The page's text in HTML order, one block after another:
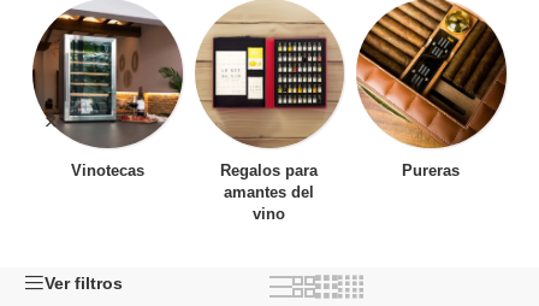
Vinotecas
Regalos para
amantes del
vino
Pureras
Ver filtros